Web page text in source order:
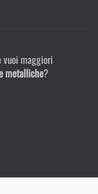
vuoi maggiori
metalliche?